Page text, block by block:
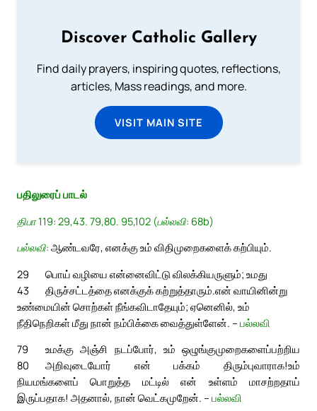
Discover Catholic Gallery
Find daily prayers, inspiring quotes, reflections,
articles, Mass readings, and more.
VISIT MAIN SITE
பதிலுரைப் பாடல்
திபா 119: 29,43. 79,80. 95,102 (பல்லவி: 68b)
பல்லவி: ஆண்டவரே, எனக்கு உம் விதிமுறைகளைக் கற்பியும்.
29
பொய் வழியை என்னைவிட்டு விலக்கியருளும்; உமது
திருச்சட்டத்தை எனக்குக் கற்றுத்தாரும்.
43
என் வாயினின்று
உண்மையின் சொற்கள் நீங்கவிடாதேயும்; ஏனெனில், உம்
நீதிநெறிகள் மீது நான் நம்பிக்கை வைத்துள்ளேன். – பல்லவி
79
உமக்கு அஞ்சி நடப்போர், உம் ஒழுங்குமுறைகளைப்பற்றிய
அறிவுடையோர் என் பக்கம் திரும்புவாராக!
80
உம்
நியமங்களைப் பொறுத்த மட்டில் என் உள்ளம் மாசற்றதாய்
இருப்பதாக! அதனால், நான் வெட்கமுறேன். – பல்லவி